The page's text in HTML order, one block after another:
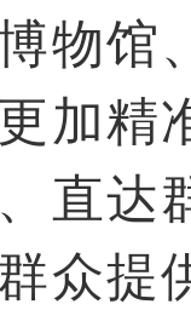
物馆
加精
直达
众提